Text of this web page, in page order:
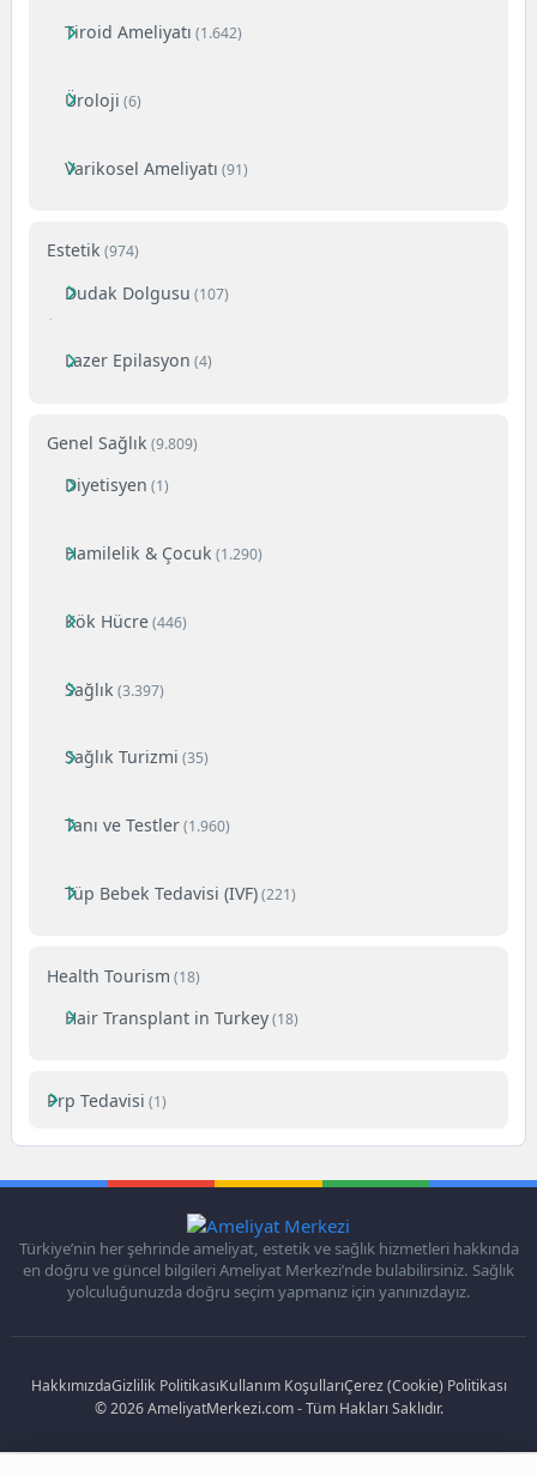
Tiroid Ameliyatı (1.642)
Üroloji (6)
Varikosel Ameliyatı (91)
Estetik (974)
Dudak Dolgusu (107)
Lazer Epilasyon (4)
Genel Sağlık (9.809)
Diyetisyen (1)
Hamilelik & Çocuk (1.290)
Kök Hücre(446)
Sağlık (3.397)
Sağlık Turizmi (35)
Tanı ve Testler(1.960)
Tüp Bebek Tedavisi (IVF)(221)
Health Tourism (18)
Hair Transplant in Turkey(18)
Prp Tedavisi (1)
Türkiye’nin her şehrinde ameliyat, estetik ve sağlık hizmetleri hakkında
en doğru ve güncel bilgileri Ameliyat Merkezi’nde bulabilirsiniz. Sağlık
yolculuğunuzda doğru seçim yapmanız için yanınızdayız.
HakkımızdaGizlilik PolitikasıKullanım KoşullarıÇerez (Cookie) Politikası
© 2026 AmeliyatMerkezi.com - Tüm Hakları Saklıdır.